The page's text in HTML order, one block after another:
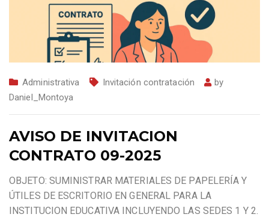
Administrativa Invitación contratación
by
Daniel_Montoya
AVISO DE INVITACION
CONTRATO 09-2025
OBJETO: SUMINISTRAR MATERIALES DE PAPELERÍA Y
ÚTILES DE ESCRITORIO EN GENERAL PARA LA
INSTITUCION EDUCATIVA INCLUYENDO LAS SEDES 1 Y 2.